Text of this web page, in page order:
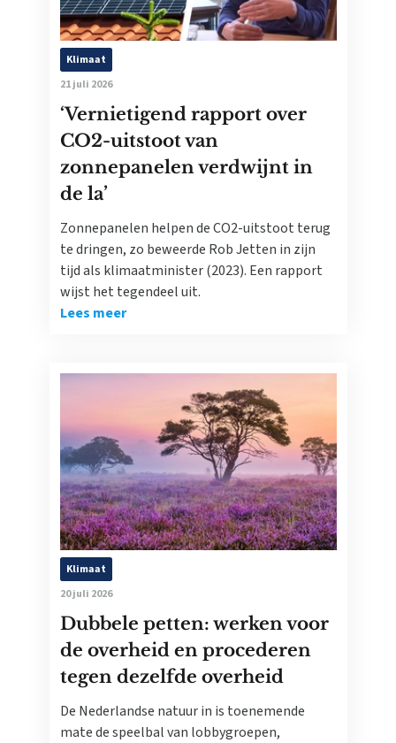
Klimaat
21 juli 2026
‘Vernietigend rapport over
CO2-uitstoot van
zonnepanelen verdwijnt in
de la’
Zonnepanelen helpen de CO2-uitstoot terug
te dringen, zo beweerde Rob Jetten in zijn
tijd als klimaatminister (2023). Een rapport
wijst het tegendeel uit.
Lees meer
Klimaat
20 juli 2026
Dubbele petten: werken voor
de overheid en procederen
tegen dezelfde overheid
De Nederlandse natuur in is toenemende
mate de speelbal van lobbygroepen,